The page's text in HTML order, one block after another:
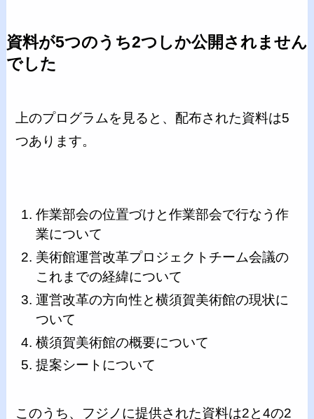
資料が5つのうち2つしか公開されません
でした
上のプログラムを見ると、配布された資料は5
つあります。
作業部会の位置づけと作業部会で行なう作
業について
美術館運営改革プロジェクトチーム会議の
これまでの経緯について
運営改革の方向性と横須賀美術館の現状に
ついて
横須賀美術館の概要について
提案シートについて
このうち、フジノに提供された資料は2と4の2